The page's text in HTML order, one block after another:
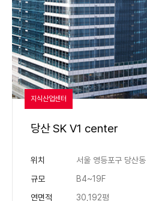
지식산업센터
당산 SK V1 center
위치
서울 영등포구 당산동
규모
B4~19F
연면적
30,192평